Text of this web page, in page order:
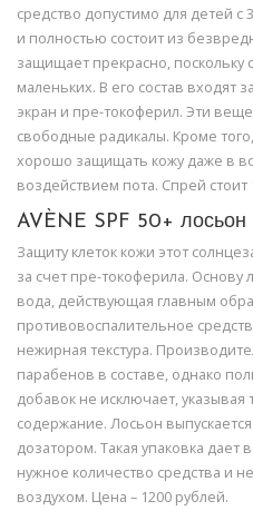
средство допустимо для детей
и полностью состоит из
защищает прекрасно,
маленьких. В его состав входят
экран и пре-токоферил. Эти
свободные радикалы. Кроме
хорошо защищать кожу даже в
воздействием пота. Спрей стоит
AVÈNE SPF 50+ лосьон
Защиту клеток кожи этот
за счет пре-токоферила. Основу
вода, действующая главным
противовоспалительное
нежирная текстура.
парабенов в составе, однако
добавок не исключает,
содержание. Лосьон
дозатором. Такая упаковка дает
нужное количество средства и
воздухом. Цена – 1200 рублей.